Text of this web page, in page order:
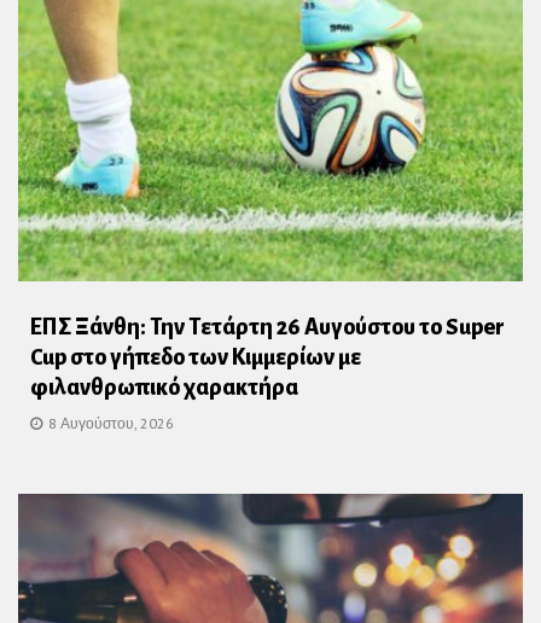
ΕΠΣ Ξάνθη: Την Τετάρτη 26 Αυγούστου το Super
Cup στο γήπεδο των Κιμμερίων με
φιλανθρωπικό χαρακτήρα
8 Αυγούστου, 2026